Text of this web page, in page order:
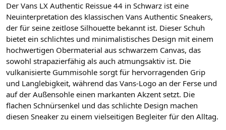
Der Vans LX Authentic Reissue 44 in Schwarz ist eine
Neuinterpretation des klassischen Vans Authentic Sneakers,
der für seine zeitlose Silhouette bekannt ist. Dieser Schuh
bietet ein schlichtes und minimalistisches Design mit einem
hochwertigen Obermaterial aus schwarzem Canvas, das
sowohl strapazierfähig als auch atmungsaktiv ist. Die
vulkanisierte Gummisohle sorgt für hervorragenden Grip
und Langlebigkeit, während das Vans-Logo an der Ferse und
auf der Außensohle einen markanten Akzent setzt. Die
flachen Schnürsenkel und das schlichte Design machen
diesen Sneaker zu einem vielseitigen Begleiter für den Alltag.